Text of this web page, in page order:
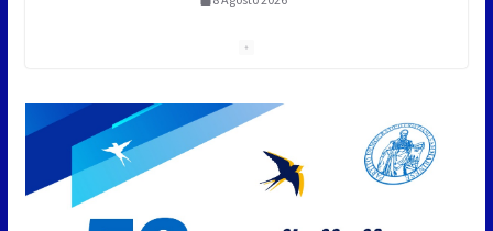
Femminile: quattro Primavera
aggregate alla Prima Squadra
8 Agosto 2026